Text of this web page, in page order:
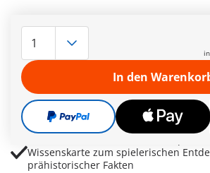
Forscher, Fahrzeug und
Ausgrabungsabenteuer
Beweglicher Kiefer und bewegliche
realistische Dino-Angriffe und
Schwenkbarer Kran und befestigbare
den sicheren Transport von
Fossilien
Wissenskarte zum spielerischen
prähistorischer Fakten
In den